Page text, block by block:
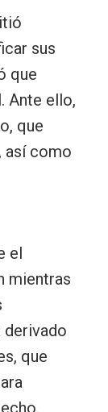
sus
que
Ante ello,
que
así como
el
mientras
que